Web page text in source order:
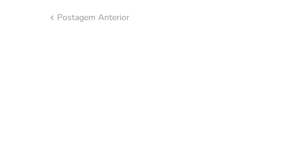
Postagem Anterior